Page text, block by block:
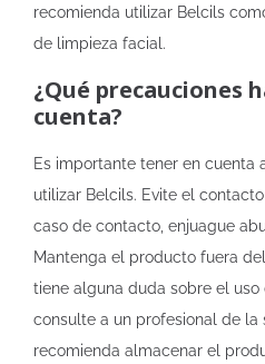
recomienda utilizar Belcils
de limpieza facial.
¿Qué precauciones
cuenta?
Es importante tener en cuenta
utilizar Belcils. Evite el
caso de contacto, enjuague
Mantenga el producto fuera
tiene alguna duda sobre el
consulte a un profesional de la
recomienda almacenar el